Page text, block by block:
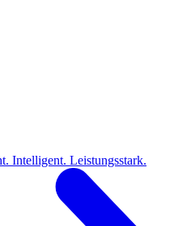
Intelligent. Leistungsstark.